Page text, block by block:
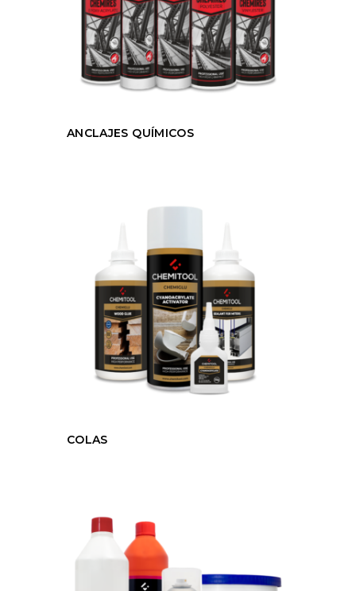
ANCLAJES QUÍMICOS
COLAS